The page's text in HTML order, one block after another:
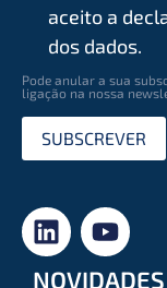
aceito a
dos dados.
Pode anular a sua
ligação na nossa
SUBSCREVER
NOVIDADES